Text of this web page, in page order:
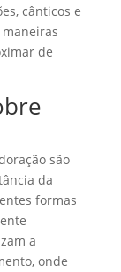
cânticos e
de
são
da
formas
a
onde